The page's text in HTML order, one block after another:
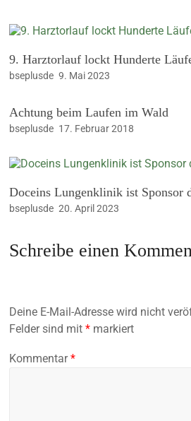
9. Harztorlauf lockt Hunderte
bseplusde 9. Mai 2023
Achtung beim Laufen im Wald
bseplusde 17. Februar 2018
Doceins Lungenklinik ist Sponsor
bseplusde 20. April 2023
Schreibe einen
Deine E-Mail-Adresse wird nicht
Felder sind mit* markiert
Kommentar*